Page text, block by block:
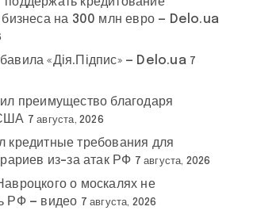
бизнеса на 300 млн евро — Delo.ua
«Дія.Підпис» — Delo.ua 7
преимущество благодаря
7 августа, 2026
кредитные требования для
из-за атак РФ 7 августа, 2026
о москалях не
РФ — видео 7 августа, 2026